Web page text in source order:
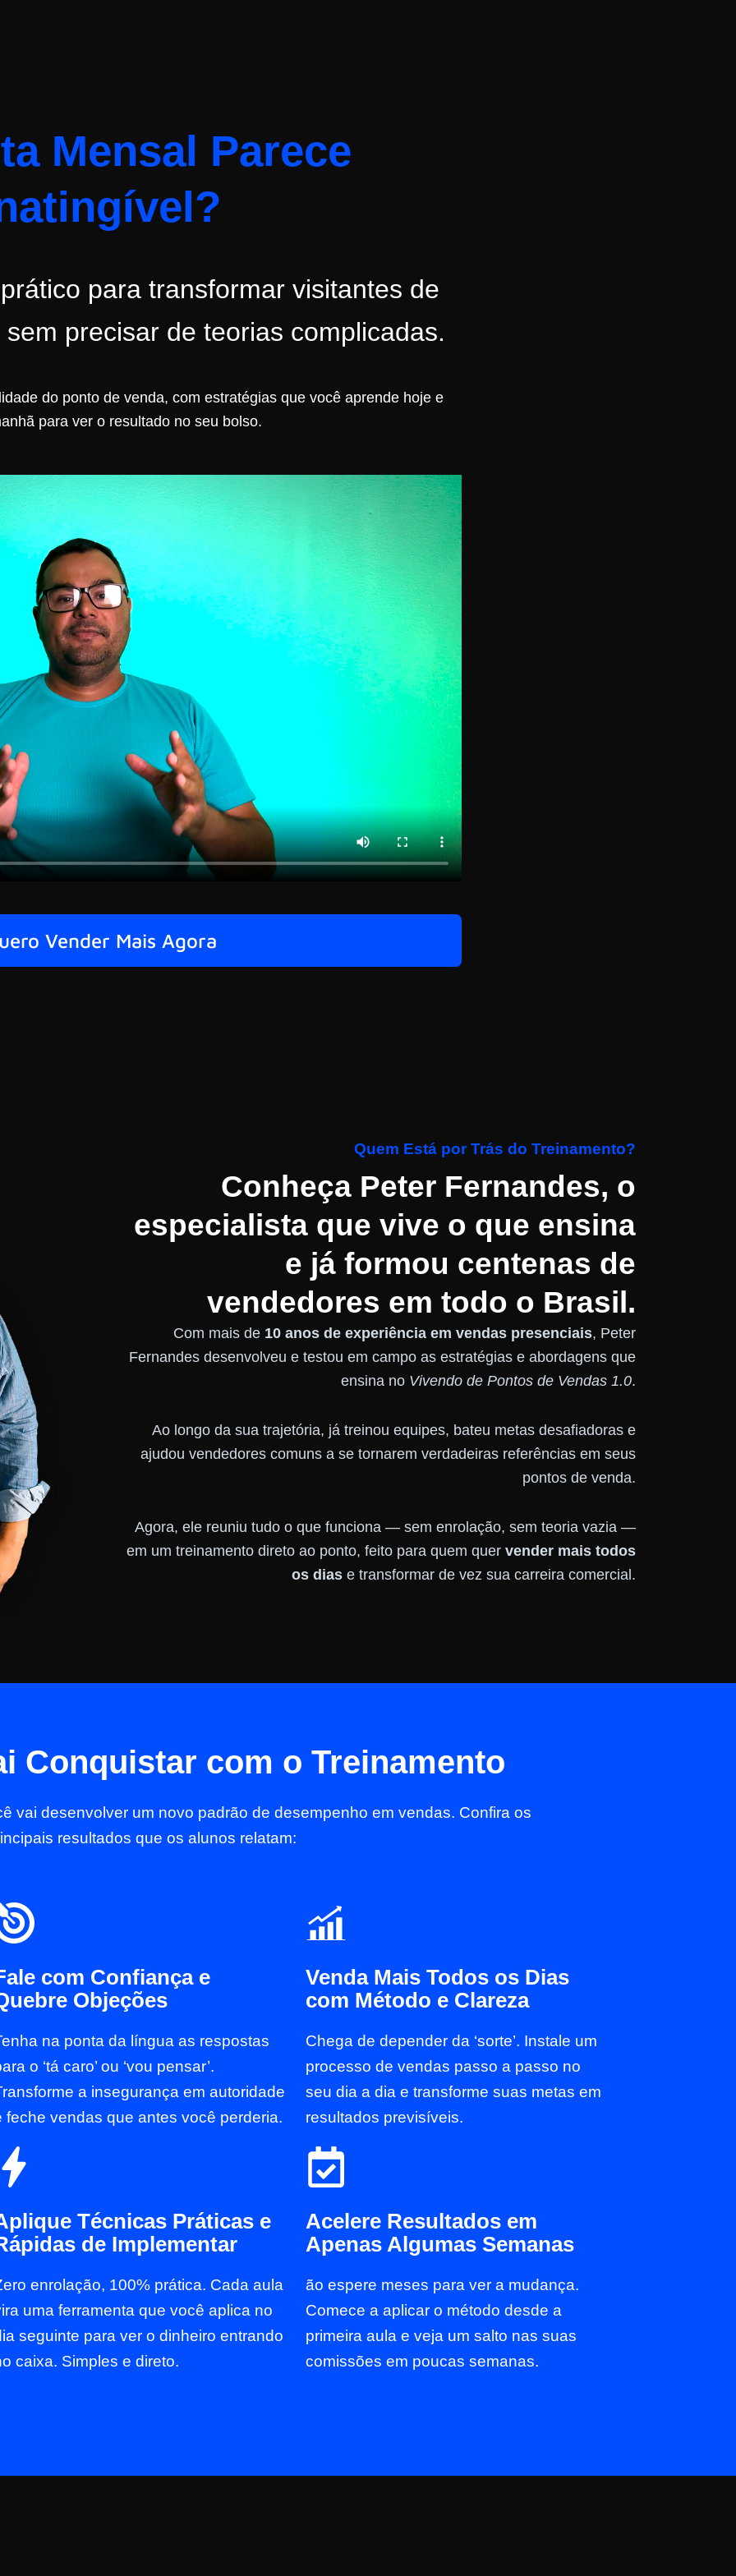
Mensal Parece
para transformar visitantes de
precisar de teorias complicadas.
do ponto de venda, com estratégias que você aprende hoje e
para ver o resultado no seu bolso.
Vender Mais Agora
Quem Está por Trás do Treinamento?
Conheça Peter Fernandes, o
especialista que vive o que ensina
e já formou centenas de
vendedores em todo o Brasil.
Com mais de 10 anos de experiência em vendas presenciais, Peter
Fernandes desenvolveu e testou em campo as estratégias e abordagens que
ensina no Vivendo de Pontos de Vendas 1.0.
Ao longo da sua trajetória, já treinou equipes, bateu metas desafiadoras e
ajudou vendedores comuns a se tornarem verdadeiras referências em seus
pontos de venda.
Agora, ele reuniu tudo o que funciona — sem enrolação, sem teoria vazia —
em um treinamento direto ao ponto, feito para quem quer vender mais todos
os dias e transformar de vez sua carreira comercial.
Conquistar com o Treinamento
vai desenvolver um novo padrão de desempenho em vendas. Confira os
resultados que os alunos relatam:
com Confiança e
Objeções
na ponta da língua as respostas
o ‘tá caro’ ou ‘vou pensar’.
a insegurança em autoridade
feche vendas que antes você perderia.
Venda Mais Todos os Dias
com Método e Clareza
Chega de depender da ‘sorte’. Instale um
processo de vendas passo a passo no
seu dia a dia e transforme suas metas em
resultados previsíveis.
Técnicas Práticas e
de Implementar
enrolação, 100% prática. Cada aula
uma ferramenta que você aplica no
seguinte para ver o dinheiro entrando
caixa. Simples e direto.
Acelere Resultados em
Apenas Algumas Semanas
ão espere meses para ver a mudança.
Comece a aplicar o método desde a
primeira aula e veja um salto nas suas
comissões em poucas semanas.